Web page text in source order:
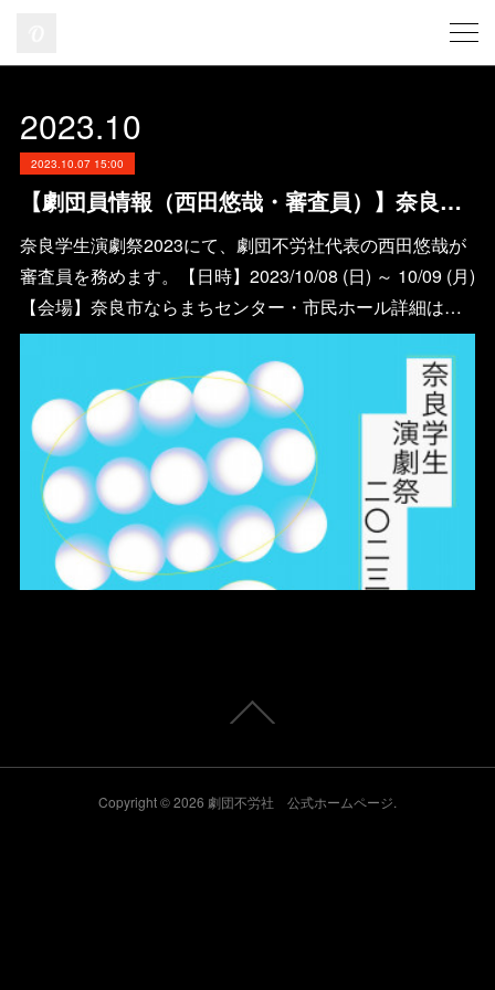
2023.10
2023.10.07 15:00
【劇団員情報（西田悠哉・審査員）】奈良学生演劇祭2023
奈良学生演劇祭2023にて、劇団不労社代表の西田悠哉が
審査員を務めます。【日時】2023/10/08 (日) ～ 10/09 (月)
【会場】奈良市ならまちセンター・市民ホール詳細は…
Copyright ©2026 劇団不労社 公式ホームページ.